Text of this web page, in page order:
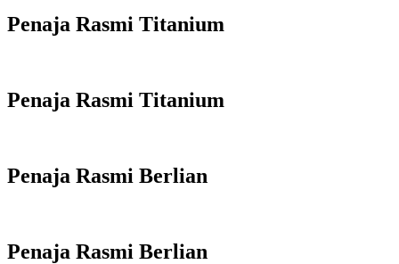
Penaja Rasmi Titanium
Penaja Rasmi Titanium
Penaja Rasmi Berlian
Penaja Rasmi Berlian